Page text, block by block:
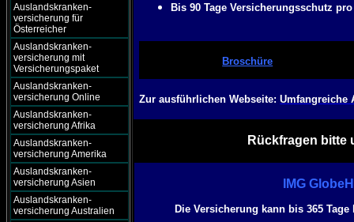
Auslandskranken-
versicherung für
Österreicher
Auslandskranken-
versicherung mit
Versicherungspaket
Auslandskranken-
versicherung Online
Auslandskranken-
versicherung Afrika
Auslandskranken-
versicherung Amerika
Auslandskranken-
versicherung Asien
Auslandskranken-
versicherung Australien
Bis 90 Tage Versicherungsschutz
Broschüre
Zur ausführlichen Webseite:Umfangreiche
Rückfragen bitte
IMG
Die Versicherung kann bis 365